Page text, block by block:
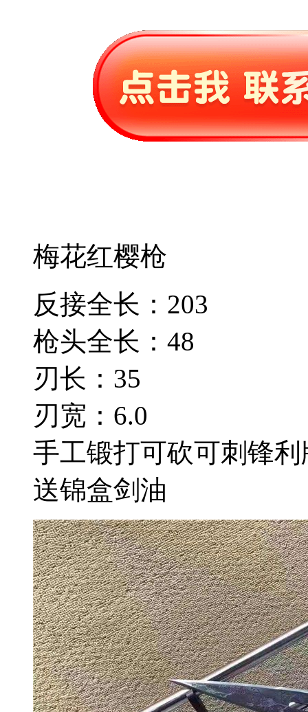
梅花红樱枪
反接全长：203
枪头全长：48
刃长：35
刃宽：6.0
手工锻打可砍可刺锋
送锦盒剑油